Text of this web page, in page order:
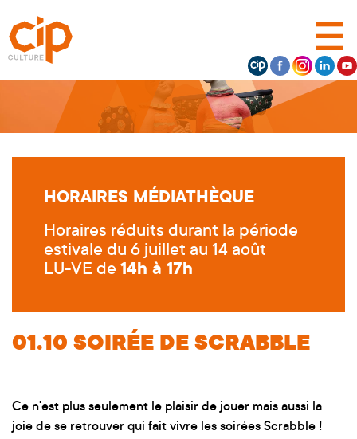
HORAIRES MÉDIATHÈQUE
Horaires réduits durant la période
estivale du 6 juillet au 14 août
LU-VE de 14h à 17h
01.10 SOIRÉE DE SCRABBLE
Ce n'est plus seulement le plaisir de jouer mais aussi la
joie de se retrouver qui fait vivre les soirées Scrabble !